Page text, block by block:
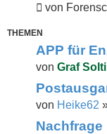
von
THEMEN
APP für
von Graf
von Heike62
Nachfrage